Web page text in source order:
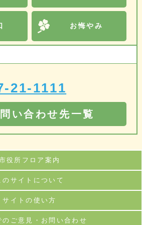
お悔やみ
21-1111
い合わせ先一覧
役所フロア案内
のサイトについて
サイトの使い方
のご意見・お問い合わせ